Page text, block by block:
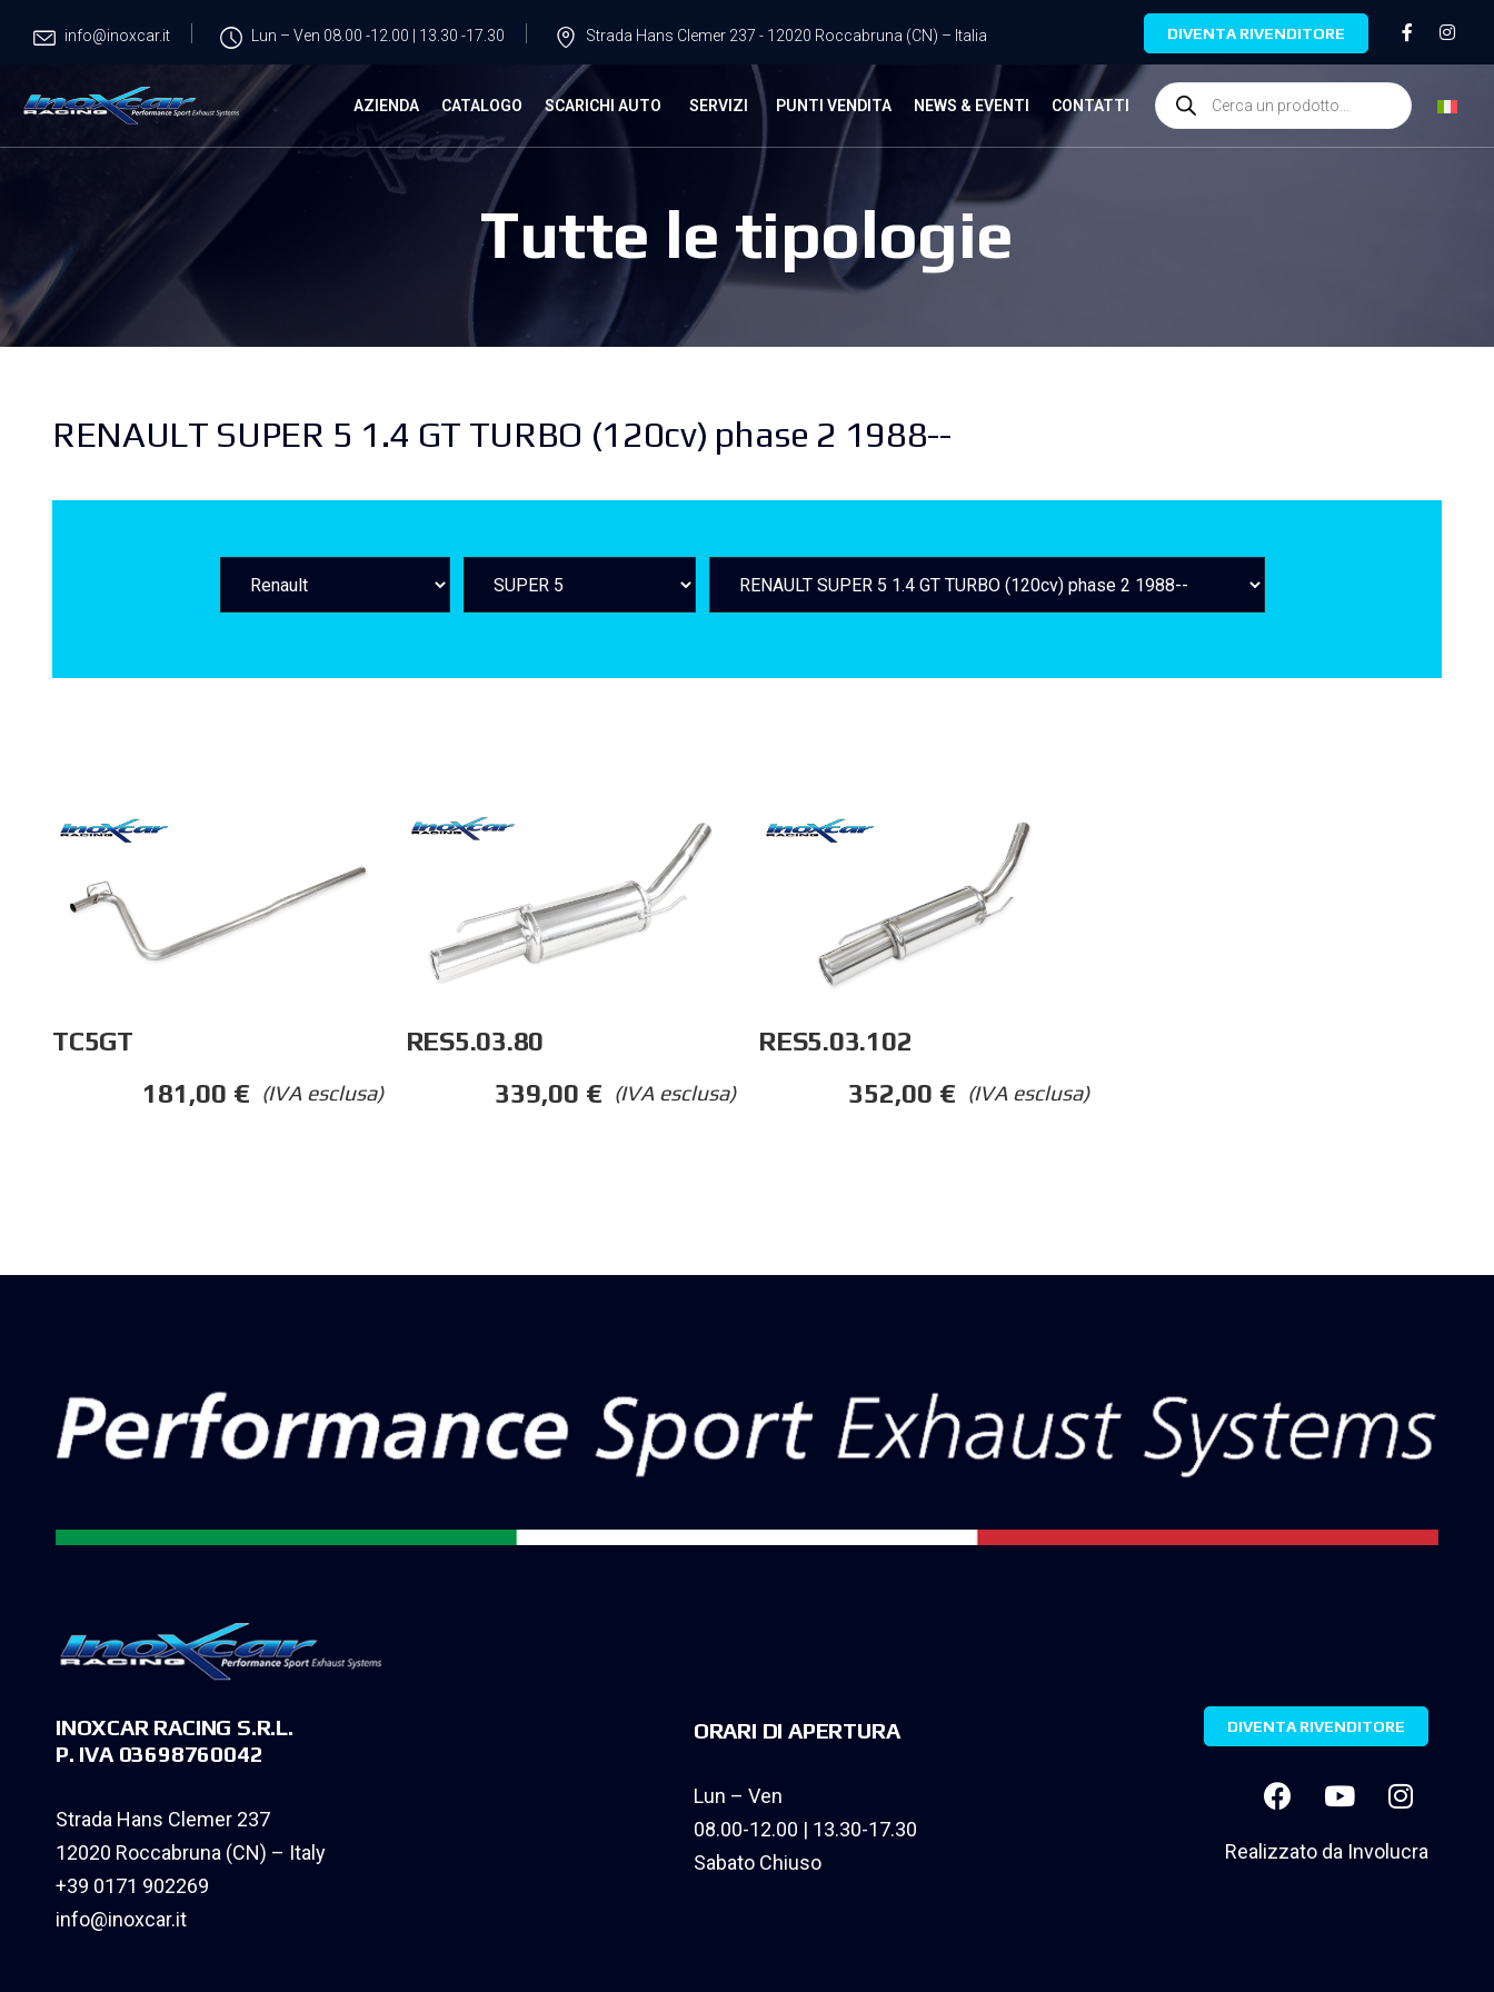
info@inoxcar.it Lun – Ven 08.00 -12.00 | 13.30 -17.30 Strada Hans Clemer 237 - 12020 Roccabruna (CN) – Italia DIVENTA RIVENDITORE
AZIENDA CATALOGO SCARICHI AUTO SERVIZI PUNTI VENDITA NEWS & EVENTI CONTATTI
Tutte le tipologie
RENAULT SUPER 5 1.4 GT TURBO (120cv) phase 2 1988--
TC5GT
(IVA esclusa)
181,00 €
RES5.03.80
(IVA esclusa)
339,00 €
RES5.03.102
(IVA esclusa)
352,00 €
INOXCAR RACING S.R.L.
P. IVA 03698760042
Strada Hans Clemer 237
12020 Roccabruna (CN) – Italy
+39 0171 902269
info@inoxcar.it
ORARI DI APERTURA
Lun – Ven
08.00-12.00 | 13.30-17.30
Sabato Chiuso
DIVENTA RIVENDITORE
Realizzato da Involucra